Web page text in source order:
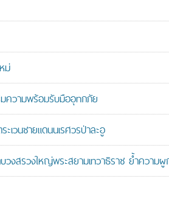
ม่
ความพร้อมรับมืออุทกภัย
เวนชายแดนนเรศวรป่าละอู
สรวงใหญ่พระสยามเทวาธิราช ย้ำความ